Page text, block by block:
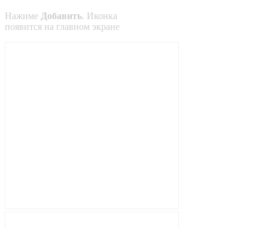
Нажиме Добавить. Иконка
появится на главном экране